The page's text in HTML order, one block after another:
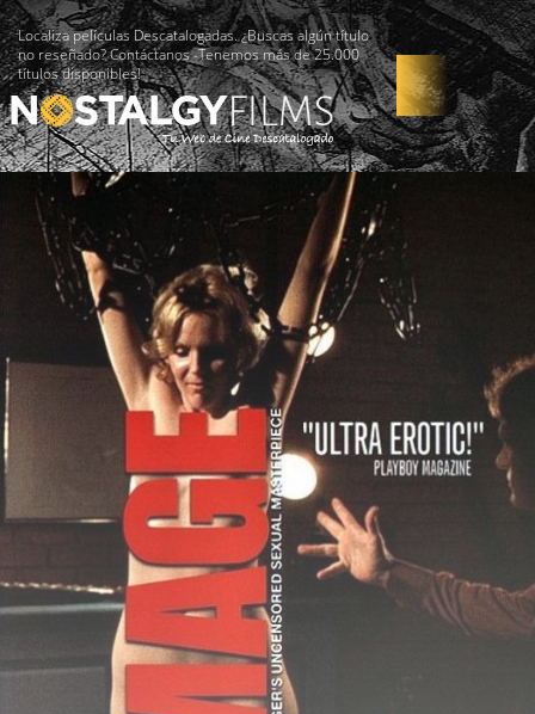
Localiza películas Descatalogadas. ¿Buscas algún título
no reseñado? Contáctanos -Tenemos más de 25.000
títulos disponibles!